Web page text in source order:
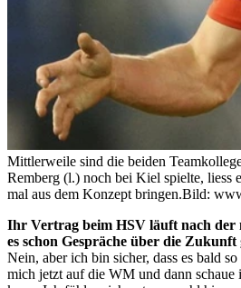
Mittlerweile sind die beiden
Remberg (l.) noch bei Kiel spielte, liess
mal aus dem Konzept bringen.Bild:
Ihr Vertrag beim HSV läuft nach der
es schon Gespräche über die Zukunft
Nein, aber ich bin sicher, dass es bald
mich jetzt auf die WM und dann schaue